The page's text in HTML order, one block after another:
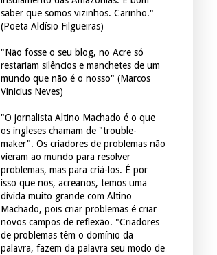
saber que somos vizinhos. Carinho."
(Poeta Aldísio Filgueiras)
"Não fosse o seu blog, no Acre só
restariam silêncios e manchetes de um
mundo que não é o nosso" (Marcos
Vinicius Neves)
"O jornalista Altino Machado é o que
os ingleses chamam de "trouble-
maker". Os criadores de problemas não
vieram ao mundo para resolver
problemas, mas para criá-los. É por
isso que nos, acreanos, temos uma
dívida muito grande com Altino
Machado, pois criar problemas é criar
novos campos de reflexão. "Criadores
de problemas têm o domínio da
palavra, fazem da palavra seu modo de